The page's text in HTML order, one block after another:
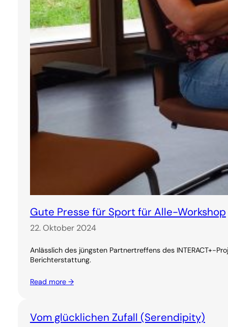
Gute Presse für Sport für Alle-Workshop
22. Oktober 2024
Anlässlich des jüngsten Partnertreffens des INTERACT+-
Berichterstattung.
Read more →
Vom glücklichen Zufall (Serendipity)